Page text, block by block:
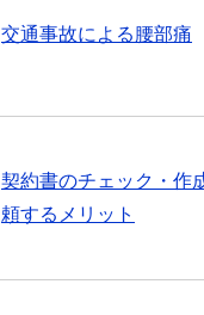
交通事故による腰部痛
契約書のチェック・作
頼するメリット